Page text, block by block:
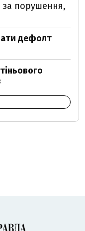
за порушення,
дефолт